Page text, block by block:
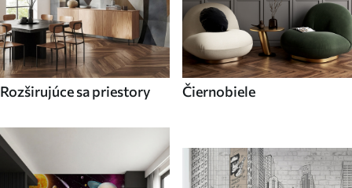
Rozširujúce sa priestory Čiernobiele